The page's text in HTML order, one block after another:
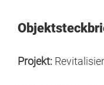
Projekt: